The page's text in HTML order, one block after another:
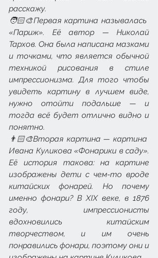
расскажу.
🧑🏻‍🎨Первая картина называлась
«Париж». Её автор — Николай
Тархов. Она была написана мазками
и точками, что является обычной
техникой рисования в стиле
импрессионизма. Для того чтобы
увидеть картину в лучшем виде,
нужно отойти подальше — и
тогда всё будет отлично видно и
понятно.
👨🏻‍🎨Вторая картина — картина
Ивана Куликова «Фонарики в саду».
Её история такова: на картине
изображены дети с чем-то вроде
китайских фонарей. Но почему
именно фонари? В XIX веке, в 1876
году, импрессионисты
вдохновились китайским
творчеством, и им очень
понравились фонари, поэтому они и